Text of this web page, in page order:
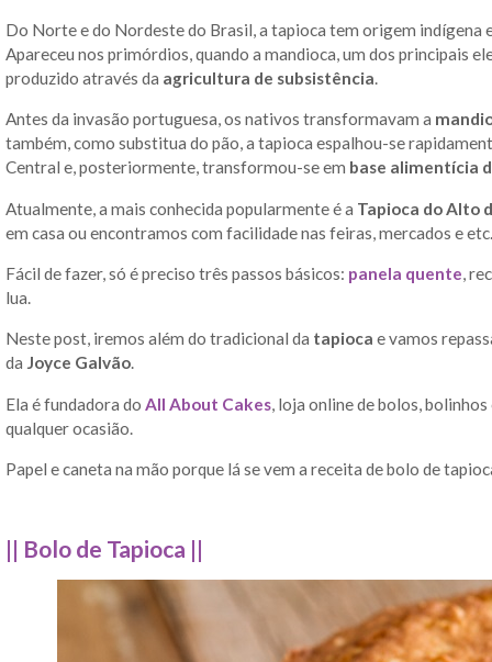
Do Norte e do Nordeste do Brasil, a tapioca tem origem indígena
Apareceu nos primórdios, quando a mandioca, um dos principais
produzido através da agricultura de subsistência.
Antes da invasão portuguesa, os nativos transformavam a
também, como substitua do pão, a tapioca espalhou-se
Central e, posteriormente, transformou-se em base alimentícia
Atualmente, a mais conhecida popularmente é a Tapioca do Alto
em casa ou encontramos com facilidade nas feiras, mercados e etc.
Fácil de fazer, só é preciso três passos básicos: panela quente,
lua.
Neste post, iremos além do tradicional da tapioca e vamos
da Joyce Galvão.
Ela é fundadora do All About Cakes, loja online de bolos,
qualquer ocasião.
Papel e caneta na mão porque lá se vem a receita de bolo de
|| Bolo de Tapioca ||